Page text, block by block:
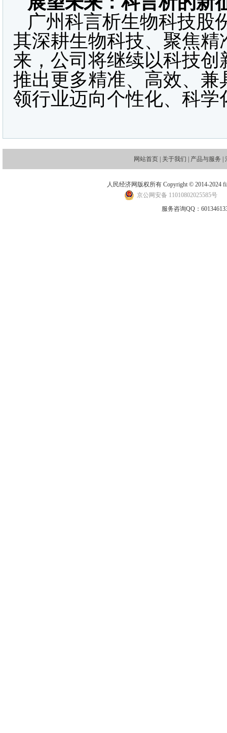
广州科言析生物科技股
其深耕生物科技、聚焦
来，公司将继续以科技
推出更多精准、高效、
领行业迈向个性化、科学
网站首页 关于我们 产品与服务
人民经济网版权所有 Copyright © 2014-2024
京公网安备 11010802025585号
服务咨询QQ：